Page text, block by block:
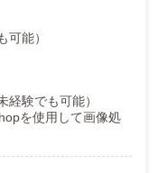
能）
験でも可能）
を使用して画像処